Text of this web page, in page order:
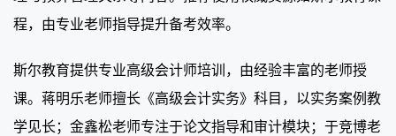
程，由专业老师指导提升备考效率。
斯尔教育提供专业高级会计师培训，由经验丰富的老师授
课。蒋明乐老师擅长《高级会计实务》科目，以实务案例教
学见长；金鑫松老师专注于论文指导和审计模块；于竞博老